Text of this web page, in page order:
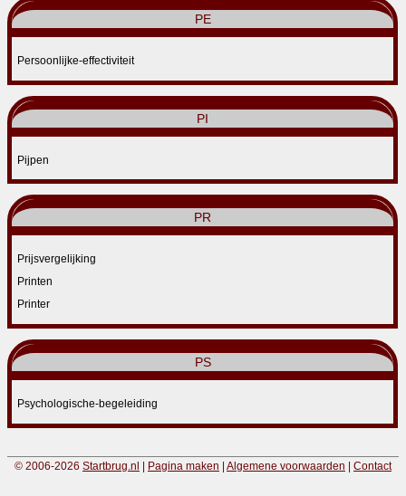
PE
Persoonlijke-effectiviteit
PI
Pijpen
PR
Prijsvergelijking
Printen
Printer
PS
Psychologische-begeleiding
© 2006-2026 Startbrug.nl | Pagina maken | Algemene voorwaarden | Contact